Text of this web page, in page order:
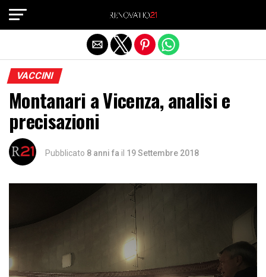
VACCINI
Montanari a Vicenza, analisi e
precisazioni
Pubblicato 8 anni fa il 19 Settembre 2018
Exit mobile version